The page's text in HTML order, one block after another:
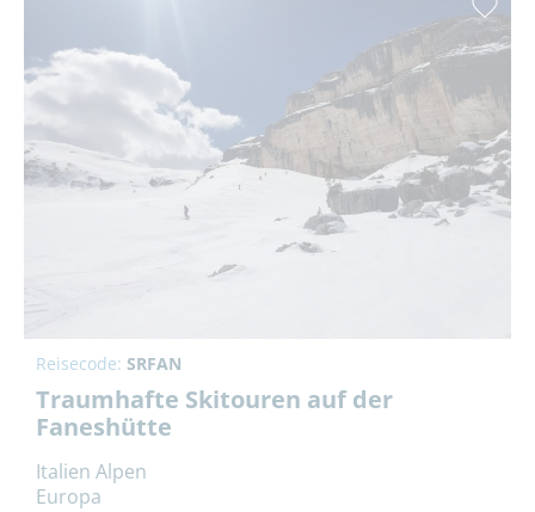
Reisecode: SRFAN
Traumhafte Skitouren auf der
Faneshütte
Italien Alpen
Europa